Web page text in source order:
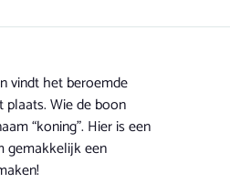
vindt het beroemde
plaats. Wie de boon
“koning”. Hier is een
gemakkelijk een